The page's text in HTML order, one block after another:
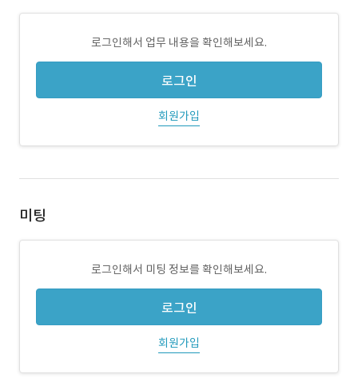
로그인해서 업무 내용을 확인해보세요.
로그인
회원가입
미팅
로그인해서 미팅 정보를 확인해보세요.
로그인
회원가입